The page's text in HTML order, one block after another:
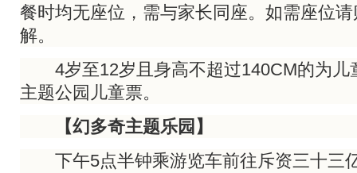
餐时均无座位，需与家长同座。如需座位
解。
4岁至12岁且身高不超过140CM的为儿
主题公园儿童票。
【幻多奇主题乐园】
下午5点半钟乘游览车前往斥资三十三